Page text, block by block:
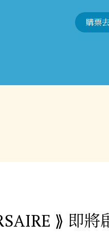
購票去
⟫ 即將